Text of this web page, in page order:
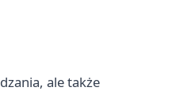
ale także